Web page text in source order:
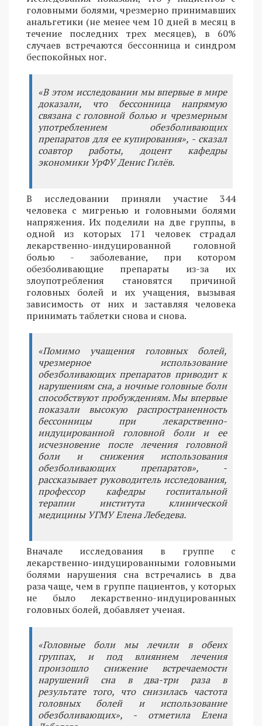
головными болями, чрезмерно принимавших
анальгетики (не менее чем 10 дней в месяц в
течение последних трех месяцев), в 60%
случаев встречаются бессонница и синдром
беспокойных ног.
«В этом исследовании мы впервые в мире
доказали, что бессонница напрямую
связана с головной болью и чрезмерным
употреблением обезболивающих
препаратов для ее купирования», - сказал
соавтор работы, доцент кафедры
экономики УрФУ Денис Гилёв.
В исследовании приняли участие 344
человека с мигренью и головными болями
напряжения. Их поделили на две группы, в
одной из которых 171 человек страдал
лекарственно-индуцированной головной
болью - заболевание, при котором
обезболивающие препараты из-за их
злоупотребления становятся причиной
головных болей и их учащения, вызывая
зависимость от них и заставляя человека
принимать таблетки снова и снова.
«Помимо учащения головных болей,
чрезмерное использование
обезболивающих препаратов приводит к
нарушениям сна, а ночные головные боли
способствуют пробуждениям. Мы впервые
показали высокую распространенность
бессонницы при лекарственно-
индуцированной головной боли и ее
исчезновение после лечения головной
боли и снижения использования
обезболивающих препаратов», -
рассказывает руководитель исследования,
профессор кафедры госпитальной
терапии института клинической
медицины УГМУ Елена Лебедева.
Вначале исследования в группе с
лекарственно-индуцированными головными
болями нарушения сна встречались в два
раза чаще, чем в группе пациентов, у которых
не было лекарственно-индуцированных
головных болей, добавляет ученая.
«Головные боли мы лечили в обеих
группах, и под влиянием лечения
произошло снижение встречаемости
нарушений сна в два-три раза в
результате того, что снизилась частота
головных болей и использование
обезболивающих», - отметила Елена